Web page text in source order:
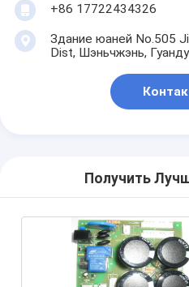
+86 17722434326
Здание юаней No.505
Dist, Шэньчжэнь,
Получить